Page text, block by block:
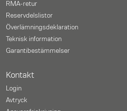
RMA-retur
Reservdelslistor
Överlämningsdeklaration
Teknisk information
Garantibestämmelser
Kontakt
Login
Avtryck